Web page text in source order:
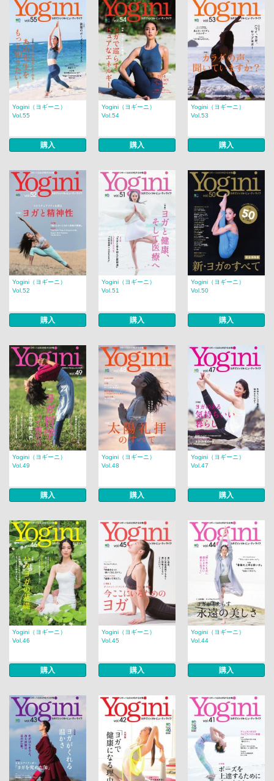
Yogini（ヨギーニ）
Vol.55
購入
Yogini（ヨギーニ）
Vol.54
購入
Yogini（ヨギーニ）
Vol.53
購入
Yogini（ヨギーニ）
Vol.52
購入
Yogini（ヨギーニ）
Vol.51
購入
Yogini（ヨギーニ）
Vol.50
購入
Yogini（ヨギーニ）
Vol.49
購入
Yogini（ヨギーニ）
Vol.48
購入
Yogini（ヨギーニ）
Vol.47
購入
Yogini（ヨギーニ）
Vol.46
購入
Yogini（ヨギーニ）
Vol.45
購入
Yogini（ヨギーニ）
Vol.44
購入